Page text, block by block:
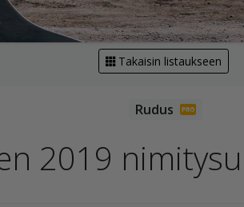
Takaisin listaukseen
2019